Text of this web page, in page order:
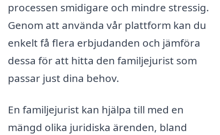
processen smidigare och mindre stressig.
Genom att använda vår plattform kan du
enkelt få flera erbjudanden och jämföra
dessa för att hitta den familjejurist som
passar just dina behov.
En familjejurist kan hjälpa till med en
mängd olika juridiska ärenden, bland